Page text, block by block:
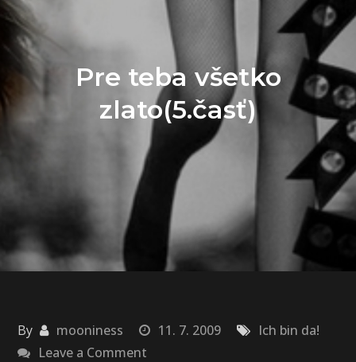
Pre teba všetko
zlato(5.časť)
By mooniness 11. 7. 2009
Ich bin da!
Leave a Comment